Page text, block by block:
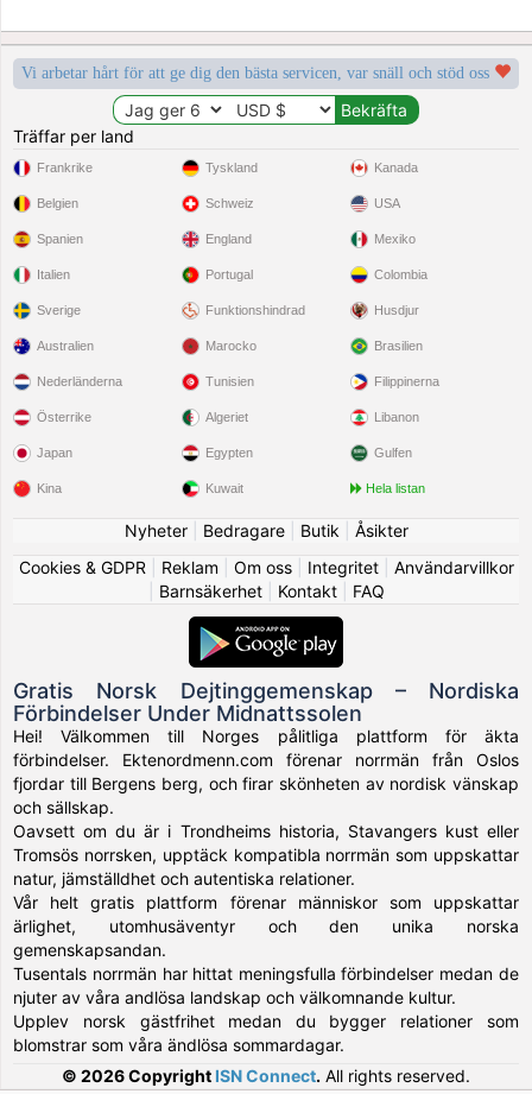
Vi arbetar hårt för att ge dig den bästa servicen, var snäll och stöd oss
Träffar per land
Frankrike
Belgien
Spanien
Italien
Sverige
Tyskland
Schweiz
England
Portugal
Funktionshindrad
Kanada
USA
Mexiko
Colombia
Husdjur
Australien
Nederländerna
Österrike
Japan
Kina
Marocko
Tunisien
Algeriet
Egypten
Kuwait
Brasilien
Filippinerna
Libanon
Gulfen
Hela listan
Nyheter| Bedragare| Butik
Åsikter
Cookies & GDPR
Reklam Om oss| Integritet| Användarvillkor
Barnsäkerhet| Kontakt| FAQ
Gratis Norsk Dejtinggemenskap – Nordiska
Förbindelser Under Midnattssolen
Hei! Välkommen till Norges pålitliga plattform för äkta
förbindelser. Ektenordmenn.com förenar norrmän från Oslos
fjordar till Bergens berg, och firar skönheten av nordisk vänskap
och sällskap.
Oavsett om du är i Trondheims historia, Stavangers kust eller
Tromsös norrsken, upptäck kompatibla norrmän som uppskattar
natur, jämställdhet och autentiska relationer.
Vår helt gratis plattform förenar människor som uppskattar
ärlighet, utomhusäventyr och den unika norska
gemenskapsandan.
Tusentals norrmän har hittat meningsfulla förbindelser medan de
njuter av våra andlösa landskap och välkomnande kultur.
Upplev norsk gästfrihet medan du bygger relationer som
blomstrar som våra ändlösa sommardagar.
© 2026 Copyright ISN Connect. All rights reserved.